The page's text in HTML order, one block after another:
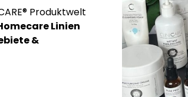
Produktwelt
Linien
&